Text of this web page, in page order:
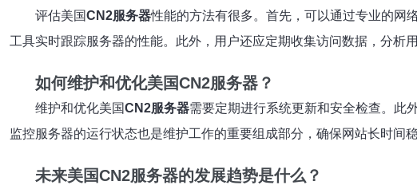
评估美国CN2服务器性能的方法有很多。首先，可以通过专业的网
工具实时跟踪服务器的性能。此外，用户还应定期收集访问数据，分析
如何维护和优化美国CN2服务器？
维护和优化美国CN2服务器需要定期进行系统更新和安全检查。此
监控服务器的运行状态也是维护工作的重要组成部分，确保网站长时间稳
未来美国CN2服务器的发展趋势是什么？